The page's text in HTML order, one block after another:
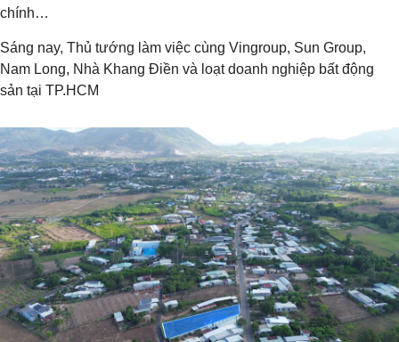
chính…
Sáng nay, Thủ tướng làm việc cùng Vingroup, Sun Group,
Nam Long, Nhà Khang Điền và loạt doanh nghiệp bất động
sản tại TP.HCM